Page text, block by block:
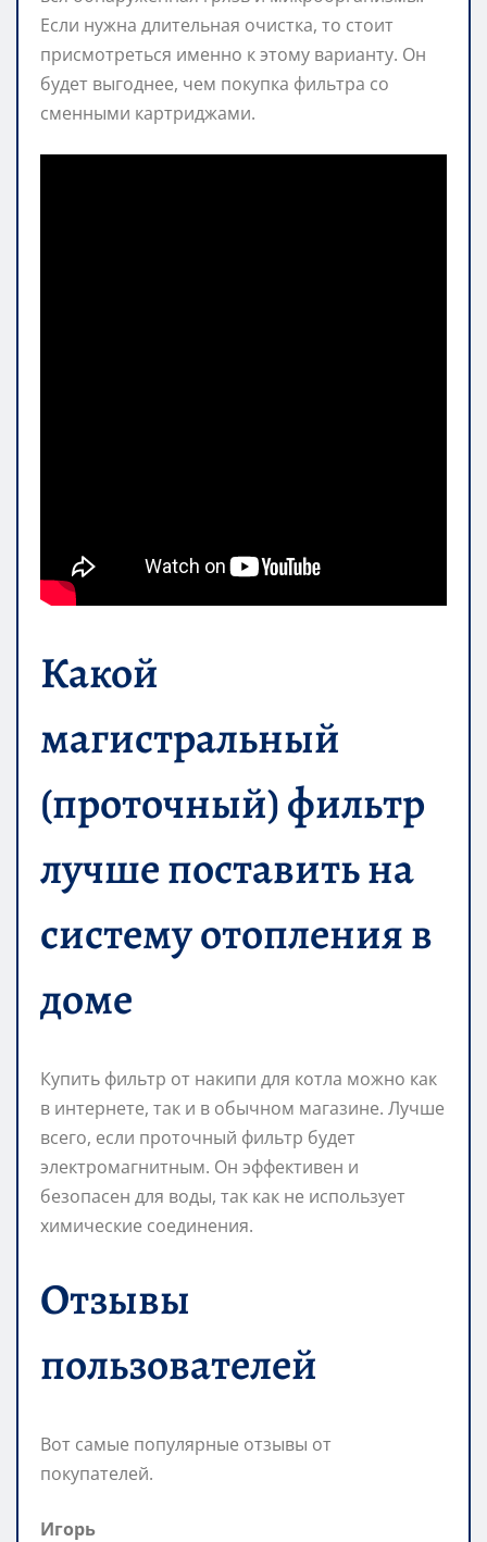
Если нужна длительная очистка, то стоит
присмотреться именно к этому варианту. Он
будет выгоднее, чем покупка фильтра со
сменными картриджами.
Какой
магистральный
(проточный) фильтр
лучше поставить на
систему отопления в
доме
Купить фильтр от накипи для котла можно как
в интернете, так и в обычном магазине. Лучше
всего, если проточный фильтр будет
электромагнитным. Он эффективен и
безопасен для воды, так как не использует
химические соединения.
Отзывы
пользователей
Вот самые популярные отзывы от
покупателей.
Игорь